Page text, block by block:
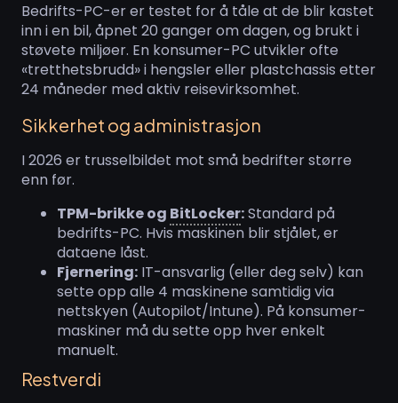
Bedrifts-PC-er er testet for å tåle at de blir kastet
inn i en bil, åpnet 20 ganger om dagen, og brukt i
støvete miljøer. En konsumer-PC utvikler ofte
«tretthetsbrudd» i hengsler eller plastchassis etter
24 måneder med aktiv reisevirksomhet.
Sikkerhet og administrasjon
I 2026 er trusselbildet mot små bedrifter større
enn før.
TPM-brikke og BitLocker:Standard på
bedrifts-PC. Hvis maskinen blir stjålet, er
dataene låst.
Fjernering: IT-ansvarlig (eller deg selv) kan
sette opp alle 4 maskinene samtidig via
nettskyen (Autopilot/Intune). På konsumer-
maskiner må du sette opp hver enkelt
manuelt.
Restverdi